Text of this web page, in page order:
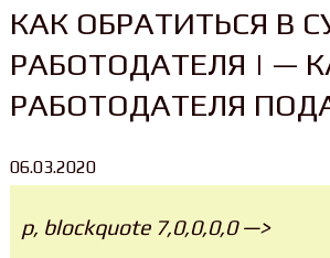
КАК ОБРАТИТЬСЯ В
РАБОТОДАТЕЛЯ | —
РАБОТОДАТЕЛЯ
06.03.2020
p, blockquote 7,0,0,0,0 —>